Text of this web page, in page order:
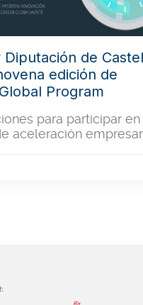
Diputación de
edición de
Program
para participar en
aceleración